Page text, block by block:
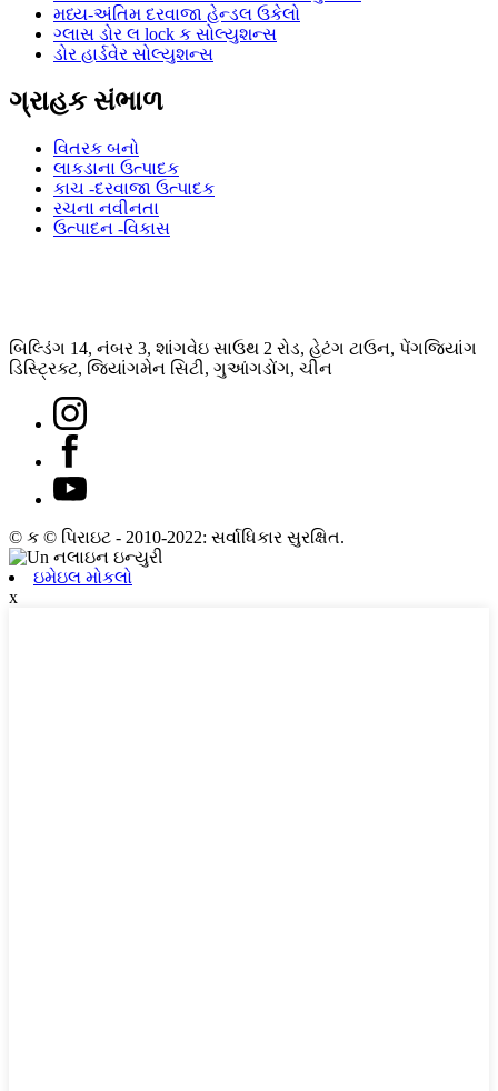
મધ્ય-અંતિમ દરવાજા હેન્ડલ ઉકેલો
ગ્લાસ ડોર લ lock ક સોલ્યુશન્સ
ડોર હાર્ડવેર સોલ્યુશન્સ
ગ્રાહક સંભાળ
વિતરક બનો
લાકડાના ઉત્પાદક
કાચ -દરવાજા ઉત્પાદક
રચના નવીનતા
ઉત્પાદન -વિકાસ
બિલ્ડિંગ 14, નંબર 3, શાંગવેઇ સાઉથ 2 રોડ, હેટંગ ટાઉન, પેંગજિયાંગ
ડિસ્ટ્રિક્ટ, જિયાંગમેન સિટી, ગુઆંગડોંગ, ચીન
© ક © પિરાઇટ - 2010-2022: સર્વાધિકાર સુરક્ષિત.
ઇમેઇલ મોકલો
x